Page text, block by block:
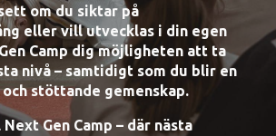
om du siktar på
eller vill utvecklas i din egen
Camp dig möjligheten att ta
nivå – samtidigt som du blir en
stöttande gemenskap.
Gen Camp – där nästa